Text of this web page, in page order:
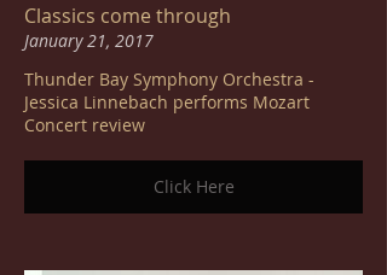
Classics come through
January 21, 2017
Thunder Bay Symphony Orchestra -
Jessica Linnebach performs Mozart
Concert review
Click Here